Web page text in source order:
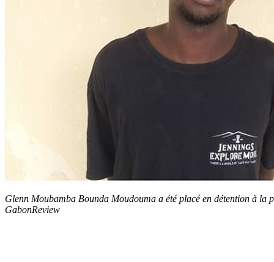
Glenn Moubamba Bounda Moudouma a été placé en détention à
GabonReview